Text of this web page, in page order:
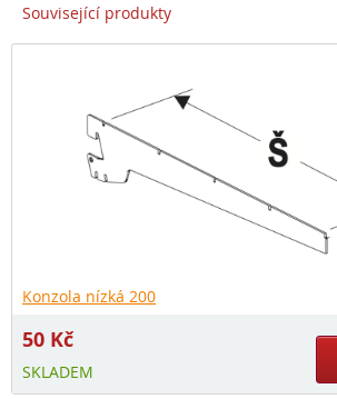
Související produkty
Konzola nízká 200
50 Kč
SKLADEM